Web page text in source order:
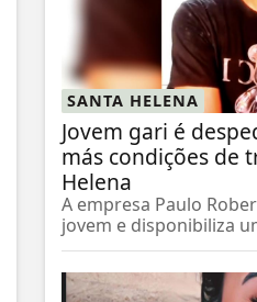
SANTA HELENA
Jovem gari é
más condições de
Helena
A empresa Paulo
jovem e disponibiliza